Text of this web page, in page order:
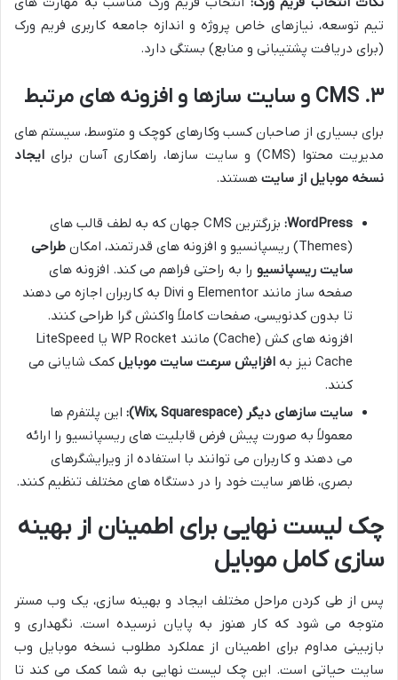
تیم توسعه، نیازهای خاص پروژه و اندازه جامعه کاربری فریم ورک
(برای دریافت پشتیبانی و منابع) بستگی دارد.
۳. CMS و سایت سازها و افزونه های مرتبط
برای بسیاری از صاحبان کسب وکارهای کوچک و متوسط، سیستم های
مدیریت محتوا (CMS) و سایت سازها، راهکاری آسان برای
ایجاد
نسخه موبایل از سایت هستند.
WordPress:
بزرگترین CMS جهان که به لطف قالب های
(Themes) ریسپانسیو و افزونه های قدرتمند، امکان
طراحی
سایت ریسپانسیو را به راحتی فراهم می کند. افزونه های
صفحه ساز مانند Elementor و Divi به کاربران اجازه می دهند
تا بدون کدنویسی، صفحات کاملاً واکنش گرا طراحی کنند.
افزونه های کش (Cache) مانند WP Rocket یا LiteSpeed
Cache نیز به
افزایش سرعت سایت موبایل کمک شایانی می
کنند.
سایت سازهای دیگر (Wix, Squarespace):
این پلتفرم ها
معمولاً به صورت پیش فرض قابلیت های ریسپانسیو را ارائه
می دهند و کاربران می توانند با استفاده از ویرایشگرهای
بصری، ظاهر سایت خود را در دستگاه های مختلف تنظیم کنند.
چک لیست نهایی برای اطمینان از بهینه
سازی کامل موبایل
پس از طی کردن مراحل مختلف ایجاد و بهینه سازی، یک وب مستر
متوجه می شود که کار هنوز به پایان نرسیده است. نگهداری و
بازبینی مداوم برای اطمینان از عملکرد مطلوب نسخه موبایل وب
سایت حیاتی است. این چک لیست نهایی به شما کمک می کند تا